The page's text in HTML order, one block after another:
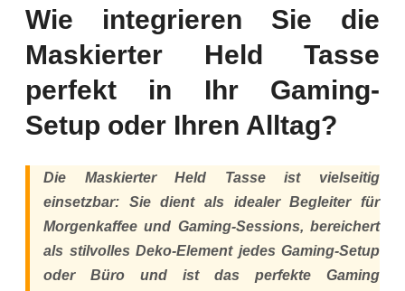
Wie integrieren Sie die
Maskierter Held Tasse
perfekt in Ihr Gaming-
Setup oder Ihren Alltag?
Die Maskierter Held Tasse ist vielseitig
einsetzbar: Sie dient als idealer Begleiter für
Morgenkaffee und Gaming-Sessions, bereichert
als stilvolles Deko-Element jedes Gaming-Setup
oder Büro und ist das perfekte Gaming